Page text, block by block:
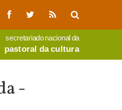
secretariado nacional da
pastoral da cultura
-